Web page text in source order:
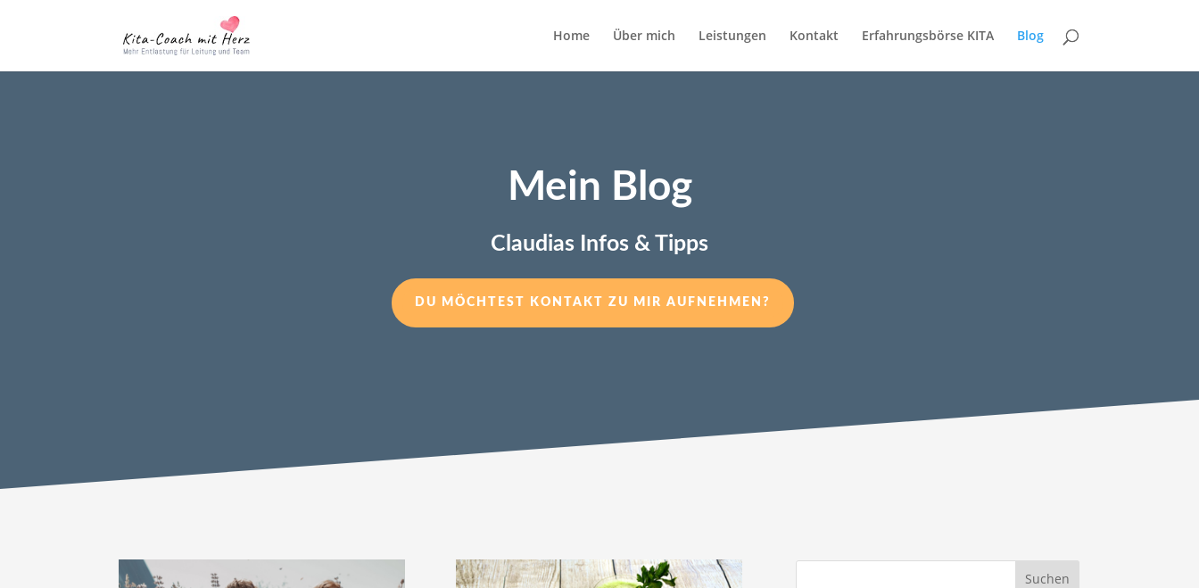
Home Über mich Leistungen Kontakt Erfahrungsbörse KITA Blog
Mein Blog
Claudias Infos & Tipps
DU MÖCHTEST KONTAKT ZU MIR AUFNEHMEN?